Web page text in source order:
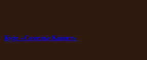
Курс «Сомелье Кавист»